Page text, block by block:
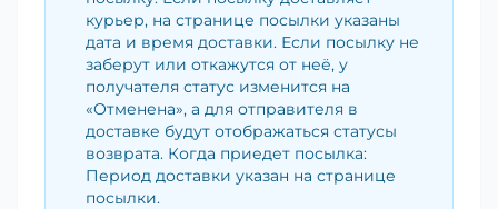
курьер, на странице посылки указаны
дата и время доставки. Если посылку не
заберут или откажутся от неё, у
получателя статус изменится на
«Отменена», а для отправителя в
доставке будут отображаться статусы
возврата. Когда приедет посылка:
Период доставки указан на странице
посылки.